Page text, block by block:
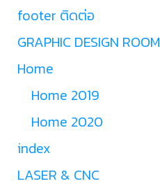
footer ติดต่อ
GRAPHIC DESIGN ROOM
Home
Home 2019
Home 2020
index
LASER & CNC